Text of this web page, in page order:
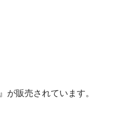
』が販売されています。